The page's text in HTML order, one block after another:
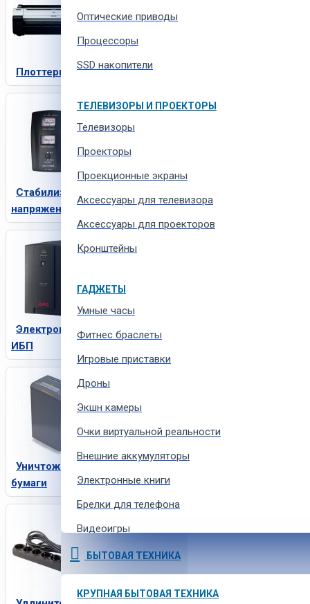
Оптические приводы
Процессоры
SSD накопители
ТЕЛЕВИЗОРЫ И ПРОЕКТОРЫ
Телевизоры
Проекторы
Проекционные экраны
Aксессуары для телевизора
Аксессуары для проекторов
Кронштейны
ГАДЖЕТЫ
Умные часы
Фитнес браслеты
Игровые приставки
Дроны
Экшн камеры
Очки виртуальной реальности
Внешние аккумуляторы
Электронные книги
Брелки для телефона
Видеоигры
Ремешки для умных часов
Аксессуары для экшн-камер
БЫТОВАЯ ТЕХНИКА
КРУПНАЯ БЫТОВАЯ ТЕХНИКА
Плоттеры
Стабилизаторы
напряжения
Электропитание,
ИБП
Уничтожители
бумаги